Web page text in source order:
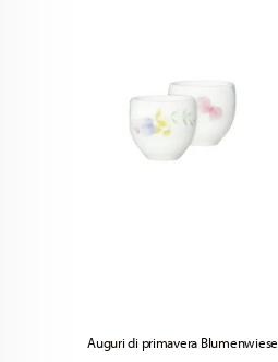
Auguri di primavera Blumenwiese